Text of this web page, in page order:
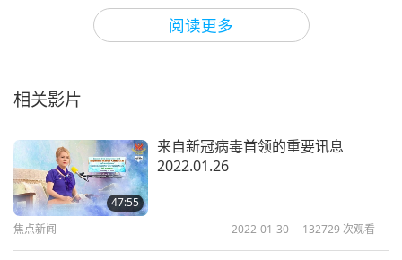
阅读更多
他命Ｅ、（纯素）综合维他命。随餐服用。希望这些
对你们有帮助。
飞机上，在出发前要服用一些。在旅行前的几天，当
你无法避免拥挤的情况时，请服用所有这些配方。
还有，我以前教过大家一种治感冒的配方茶。网路上
仍有资料，可能在我们食谱中。可免费下载。把它们
放在手边。
相关影片
47:55
来自新冠病毒首领的重要讯息
2022.01.26
焦点新闻 2022-01-30 132729 次观看